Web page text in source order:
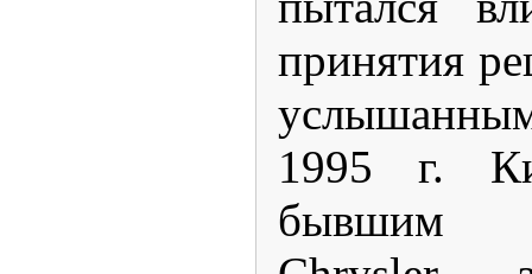
принятия
1995 г.
бывшим